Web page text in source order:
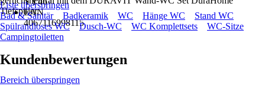
EAN
4067116998115
Tiefspüler.
Liste überspringen
Bad & Sanitär
Badkeramik WC Hänge WC
Stand WC
Spülrandloses WC
Dusch-WC WC Komplettsets
WC-Sitze
Campingtoiletten
Kundenbewertungen
Bereich überspringen